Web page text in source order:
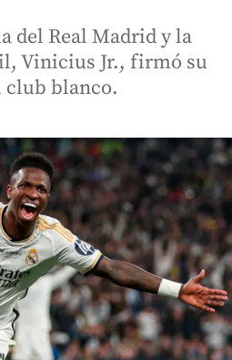
del Real Madrid y la
Vinicius Jr., firmó su
club blanco.